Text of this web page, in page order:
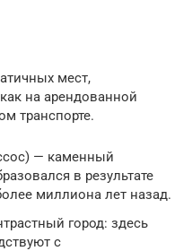
мест,
на арендованной
транспорте.
— каменный
в результате
миллиона лет назад.
город: здесь
с